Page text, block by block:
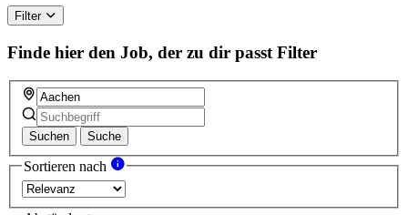
Filter
Finde hier den Job, der zu dir passt Filter
Suchen Suche
Sortieren nach